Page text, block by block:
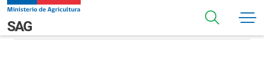
Pasar al contenido principal
Navegación principal
SAGPlum Pox Virus - Raza D - Enfermedad de Sharka